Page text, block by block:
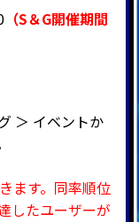
（S＆G開催期間
＞ イベントか
す。 同率順位
したユーザーが